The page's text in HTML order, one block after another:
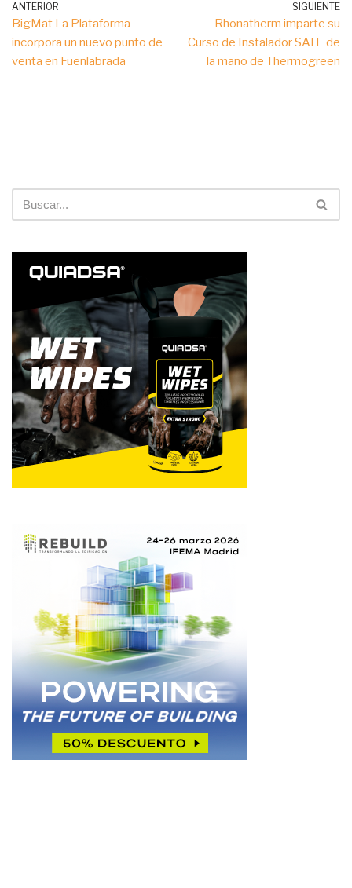
ANTERIOR
BigMat La Plataforma
incorpora un nuevo punto de
venta en Fuenlabrada
SIGUIENTE
Rhonatherm imparte su
Curso de Instalador SATE de
la mano de Thermogreen